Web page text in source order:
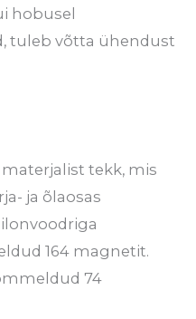
hobusel
tuleb võtta ühendust
tekk, mis
ja õlaosas
164 magnetit.
74